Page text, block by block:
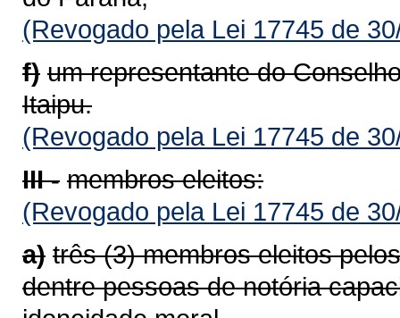
(Revogado pela Lei 17745 de
f) um representante do
Itaipu.
(Revogado pela Lei 17745 de
III - membros eleitos:
(Revogado pela Lei 17745 de
a) três (3) membros eleitos
dentre pessoas de notória